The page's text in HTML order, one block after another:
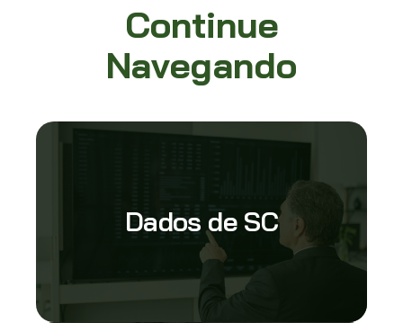
Continue
Navegando
Dados de SC